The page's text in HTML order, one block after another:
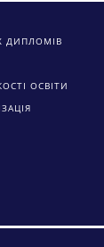
ДИПЛОМІВ
ОСВІТИ